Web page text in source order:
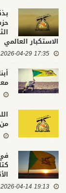
الاستكبار العالمي
17:35 2026-04-29
19:13 2026-04-14